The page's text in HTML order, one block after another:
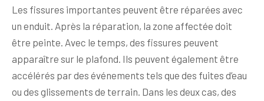
Les fissures importantes peuvent être réparées avec
un enduit. Après la réparation, la zone affectée doit
être peinte. Avec le temps, des fissures peuvent
apparaître sur le plafond. Ils peuvent également être
accélérés par des événements tels que des fuites d’eau
ou des glissements de terrain. Dans les deux cas, des